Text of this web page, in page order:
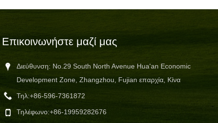
Επικοινωνήστε μαζί μας
Διεύθυνση: No.29 South North Avenue Hua'an Economic
Development Zone, Zhangzhou, Fujian επαρχία, Κίνα
Τηλ:+86-596-7361872
Τηλέφωνο:+86-19959282676